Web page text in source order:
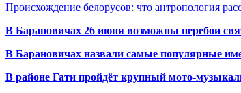
Происхождение белорусов: что антропология
В Барановичах 26 июня возможны перебои
В Барановичах назвали самые популярные
В районе Гати пройдёт крупный мото-